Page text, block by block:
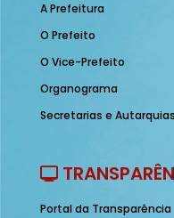
A Prefeitura
O Prefeito
O Vice-Prefeito
Organograma
Secretarias e Autarquias
Portal da Transparência